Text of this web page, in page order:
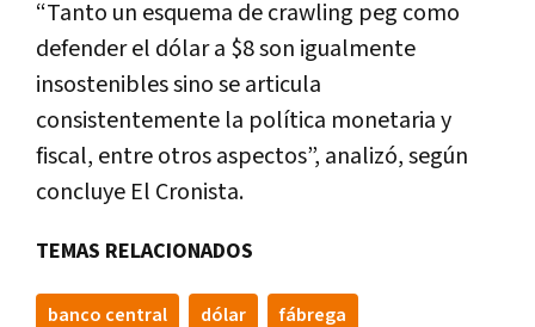
“Tanto un esquema de crawling peg como
defender el dólar a $8 son igualmente
insostenibles sino se articula
consistentemente la política monetaria y
fiscal, entre otros aspectos”, analizó, según
concluye El Cronista.
TEMAS RELACIONADOS
banco central dólar fábrega